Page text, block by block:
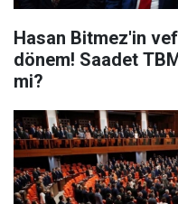
Hasan Bitmez'in
dönem! Saadet
mi?